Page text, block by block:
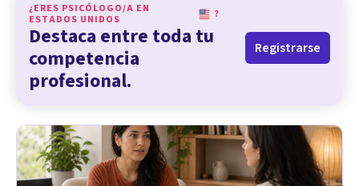
¿ERES PSICÓLOGO/A EN
ESTADOS UNIDOS
?
Destaca entre toda tu
competencia
profesional.
Registrarse